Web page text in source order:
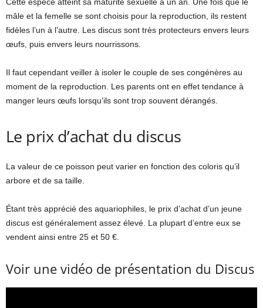
mâle et la femelle se sont choisis pour la reproduction, ils restent
fidèles l’un à l’autre. Les discus sont très protecteurs envers leurs
œufs, puis envers leurs nourrissons.
Il faut cependant veiller à isoler le couple de ses congénères au
moment de la reproduction. Les parents ont en effet tendance à
manger leurs œufs lorsqu’ils sont trop souvent dérangés.
Le prix d’achat du discus
La valeur de ce poisson peut varier en fonction des coloris qu’il
arbore et de sa taille.
Étant très apprécié des aquariophiles, le prix d’achat d’un jeune
discus est généralement assez élevé. La plupart d’entre eux se
vendent ainsi entre 25 et 50 €.
Voir une vidéo de présentation du Discus